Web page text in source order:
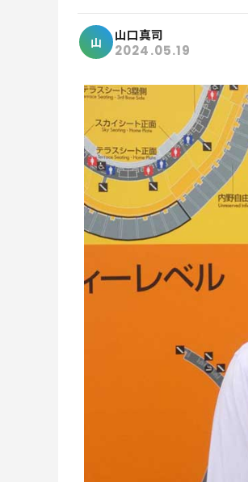
山
山口真司
2024.05.19